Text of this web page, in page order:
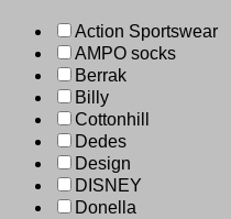
Action Sportswear
AMPO socks
Berrak
Billy
Cottonhill
Dedes
Design
DISNEY
Donella